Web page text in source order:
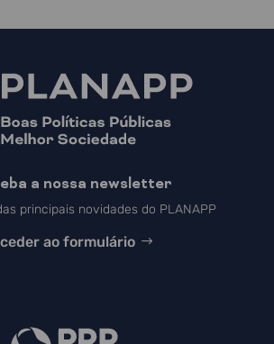
a nossa newsletter
principais novidades do PLANAPP
ao formulário